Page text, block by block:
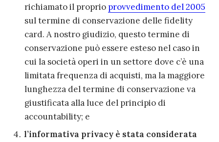
richiamato il proprio provvedimento del 2005
sul termine di conservazione delle fidelity
card. A nostro giudizio, questo termine di
conservazione può essere esteso nel caso in
cui la società operi in un settore dove c’è una
limitata frequenza di acquisti, mala maggiore
lunghezza del termine di conservazione va
giustificata alla luce del principio di
accountability; e
l’informativa privacy è stata considerata